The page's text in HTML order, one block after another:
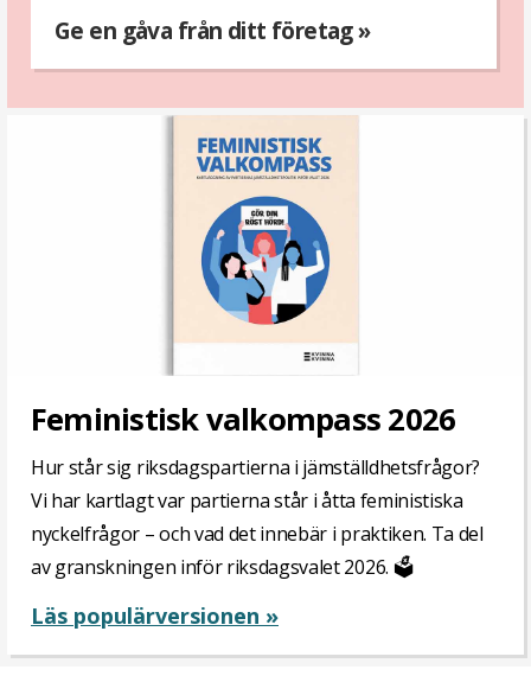
Ge en gåva från ditt företag »
Feministisk valkompass 2026
Hur står sig riksdagspartierna i jämställdhetsfrågor?
Vi har kartlagt var partierna står i åtta feministiska
nyckelfrågor – och vad det innebär i praktiken. Ta del
av granskningen inför riksdagsvalet 2026. 🗳️
Läs populärversionen »